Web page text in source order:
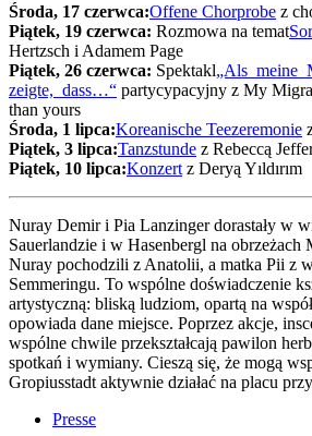
Środa, 17 czerwca:Offene Chorprobe z
Piątek, 19 czerwca: Rozmowa na temat
Hertzsch i Adamem Page
Piątek, 26 czerwca: Spektakl„Als ­ meine
zeigte, ­ dass…“ partycypacyjny z My
than yours
Środa, 1 lipca:Koreanische Teezeremonie
Piątek, 3 lipca:Tanzstunde z Rebeccą
Piątek, 10 lipca:Konzert z Deryą Yıldırım
Nuray Demir i Pia Lanzinger dorastały w
Sauerlandzie i w Hasenbergl na obrzeżach
Nuray pochodzili z Anatolii, a matka Pii z
Semmeringu. To wspólne doświadczenie
artystyczną: bliską ludziom, opartą na
opowiada dane miejsce. Poprzez akcje,
wspólne chwile przekształcają pawilon
spotkań i wymiany. Cieszą się, że mogą
Gropiusstadt aktywnie działać na placu
Presse